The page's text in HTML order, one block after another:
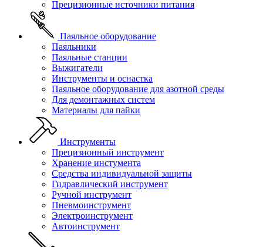
Прецизионные источники питания
Паяльное оборудование
Паяльники
Паяльные станции
Выжигатели
Инструменты и оснастка
Паяльное оборудование для азотной среды
Для демонтажных систем
Материалы для пайки
Инструменты
Прецизионный инструмент
Хранение инстумента
Средства индивидуальной защиты
Гидравлический инструмент
Ручной инструмент
Пневмоинструмент
Электроинструмент
Автоинструмент